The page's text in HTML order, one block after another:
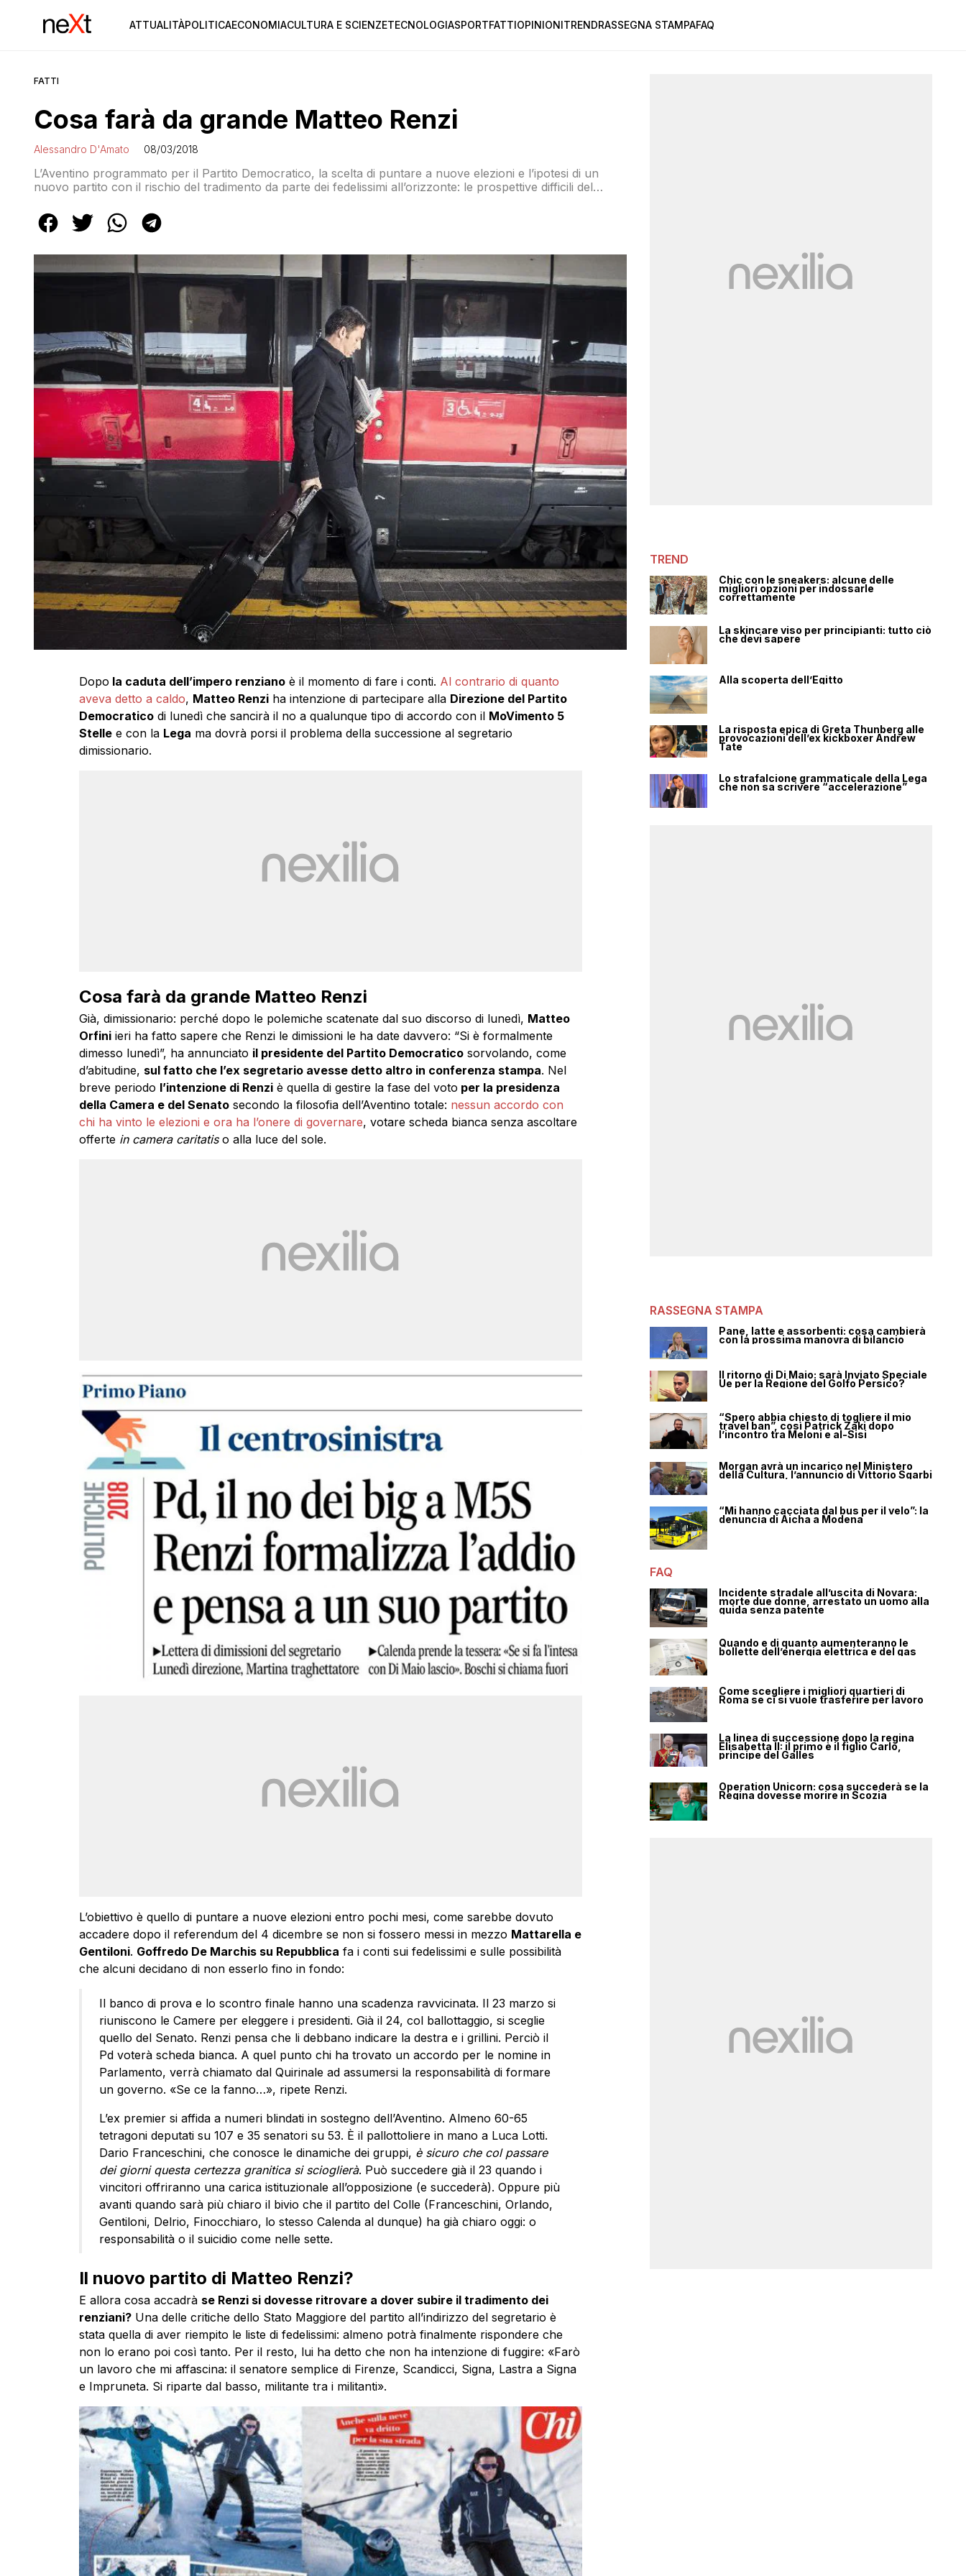
ATTUALITÀPOLITICAECONOMIACULTURA E SCIENZETECNOLOGIASPORTFATTIOPINIONITRENDRASSEGNA STAMPAFAQ
FATTI
Cosa farà da grande Matteo Renzi
Alessandro D'Amato 08/03/2018
L’Aventino programmato per il Partito Democratico, la scelta di puntare a nuove elezioni e l’ipotesi di un
nuovo partito con il rischio del tradimento da parte dei fedelissimi all’orizzonte: le prospettive difficili del
Dopo la caduta dell’impero renzianoè il momento di fare i conti. Al contrario di quanto
aveva detto a caldo, Matteo Renziha intenzione di partecipare alla Direzione del Partito
Democraticodi lunedì che sancirà il no a qualunque tipo di accordo con il MoVimento 5
Stellee con la Lega ma dovrà porsi il problema della successione al segretario
dimissionario.
Cosa farà da grande Matteo Renzi
Già, dimissionario: perché dopo le polemiche scatenate dal suo discorso di lunedì, Matteo
Orfiniieri ha fatto sapere che Renzi le dimissioni le ha date davvero: “Si è formalmente
dimesso lunedì”, ha annunciato il presidente del Partito Democraticosorvolando, come
d’abitudine, sul fatto che l’ex segretario avesse detto altro in conferenza stampa. Nel
breve periodo l’intenzione di Renziè quella di gestire la fase del voto per la presidenza
della Camera e del Senatosecondo la filosofia dell’Aventino totale: nessun accordo con
chi ha vinto le elezioni e ora ha l’onere di governare, votare scheda bianca senza ascoltare
offerte in camera caritatiso alla luce del sole.
L’obiettivo è quello di puntare a nuove elezioni entro pochi mesi, come sarebbe dovuto
accadere dopo il referendum del 4 dicembre se non si fossero messi in mezzo Mattarella e
Gentiloni. Goffredo De Marchis su Repubblica fa i conti sui fedelissimi e sulle possibilità
che alcuni decidano di non esserlo fino in fondo:
Il banco di prova e lo scontro finale hanno una scadenza ravvicinata. Il 23 marzo si
riuniscono le Camere per eleggere i presidenti. Già il 24, col ballottaggio, si sceglie
quello del Senato. Renzi pensa che li debbano indicare la destra e i grillini. Perciò il
Pd voterà scheda bianca. A quel punto chi ha trovato un accordo per le nomine in
Parlamento, verrà chiamato dal Quirinale ad assumersi la responsabilità di formare
un governo. «Se ce la fanno…», ripete Renzi.
L’ex premier si affida a numeri blindati in sostegno dell’Aventino. Almeno 60-65
tetragoni deputati su 107 e 35 senatori su 53. È il pallottoliere in mano a Luca Lotti.
Dario Franceschini, che conosce le dinamiche dei gruppi, è sicuro che col passare
dei giorni questa certezza granitica si scioglierà. Può succedere già il 23 quando i
vincitori offriranno una carica istituzionale all’opposizione (e succederà). Oppure più
avanti quando sarà più chiaro il bivio che il partito del Colle (Franceschini, Orlando,
Gentiloni, Delrio, Finocchiaro, lo stesso Calenda al dunque) ha già chiaro oggi: o
responsabilità o il suicidio come nelle sette.
Il nuovo partito di Matteo Renzi?
E allora cosa accadrà se Renzi si dovesse ritrovare a dover subire il tradimento dei
renziani?Una delle critiche dello Stato Maggiore del partito all’indirizzo del segretario è
stata quella di aver riempito le liste di fedelissimi: almeno potrà finalmente rispondere che
non lo erano poi così tanto. Per il resto, lui ha detto che non ha intenzione di fuggire: «Farò
un lavoro che mi affascina: il senatore semplice di Firenze, Scandicci, Signa, Lastra a Signa
e Impruneta. Si riparte dal basso, militante tra i militanti».
TREND
Chic con le sneakers: alcune delle
migliori opzioni per indossarle
correttamente
La skincare viso per principianti: tutto ciò
che devi sapere
Alla scoperta dell’Egitto
La risposta epica di Greta Thunberg alle
provocazioni dell’ex kickboxer Andrew
Tate
Lo strafalcione grammaticale della Lega
che non sa scrivere “accelerazione”
RASSEGNA STAMPA
Pane, latte e assorbenti: cosa cambierà
con la prossima manovra di bilancio
Il ritorno di Di Maio: sarà Inviato Speciale
Ue per la Regione del Golfo Persico?
“Spero abbia chiesto di togliere il mio
travel ban”, così Patrick Zaki dopo
l’incontro tra Meloni e al-Sisi
Morgan avrà un incarico nel Ministero
della Cultura, l’annuncio di Vittorio Sgarbi
“Mi hanno cacciata dal bus per il velo”: la
denuncia di Aicha a Modena
FAQ
Incidente stradale all’uscita di Novara:
morte due donne, arrestato un uomo alla
guida senza patente
Quando e di quanto aumenteranno le
bollette dell’energia elettrica e del gas
Come scegliere i migliori quartieri di
Roma se ci si vuole trasferire per lavoro
La linea di successione dopo la regina
Elisabetta II: il primo è il figlio Carlo,
principe del Galles
Operation Unicorn: cosa succederà se la
Regina dovesse morire in Scozia